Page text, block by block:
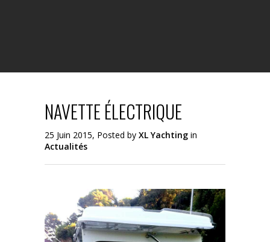
NAVETTE ÉLECTRIQUE
25 Juin 2015, Posted by XL Yachting in
Actualités